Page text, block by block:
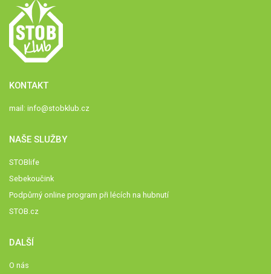
KONTAKT
mail: info@stobklub.cz
NAŠE SLUŽBY
STOBlife
Sebekoučink
Podpůrný online program při lécích na hubnutí
STOB.cz
DALŠÍ
O nás